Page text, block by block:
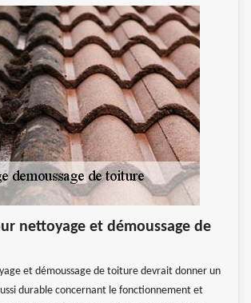
nettoyage et démoussage de
et démoussage de toiture devrait donner un
durable concernant le fonctionnement et